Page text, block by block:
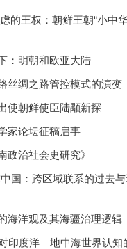
的王权：朝鲜王朝“小中
：明朝和欧亚大陆
丝绸之路管控模式的演变
使朝鲜使臣陆颙新探
家论坛征稿启事
政治社会史研究》
国：跨区域联系的过去
海洋观及其海疆治理逻辑
印度洋—地中海世界认知